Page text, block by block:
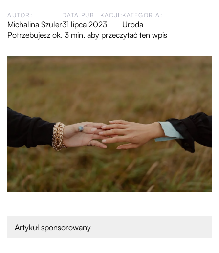
AUTOR:
Michalina Szuler
DATA PUBLIKACJI:
31 lipca 2023
KATEGORIA:
Uroda
Potrzebujesz ok. 3 min. aby przeczytać ten wpis
Artykuł sponsorowany